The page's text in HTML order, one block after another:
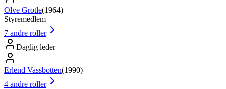
Olve Grotle(1964)
Styremedlem
7 andre roller
Daglig leder
Erlend Vassbotten(1990)
4 andre roller